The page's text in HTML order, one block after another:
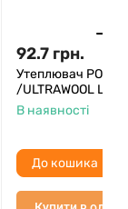
92.7 грн.
Утеплювач
/ULTRAWOOL
В наявності
До кошика